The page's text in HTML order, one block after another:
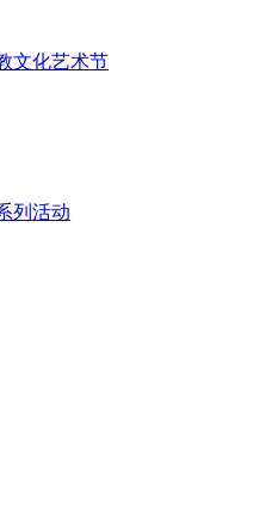
文化艺术节
列活动